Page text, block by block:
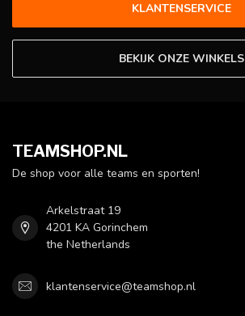
KLANTENSERVICE
BEKIJK ONZE WINKELS
TEAMSHOP.NL
De shop voor alle teams en sporten!
Arkelstraat 19
4201 KA Gorinchem
the Netherlands
klantenservice@teamshop.nl